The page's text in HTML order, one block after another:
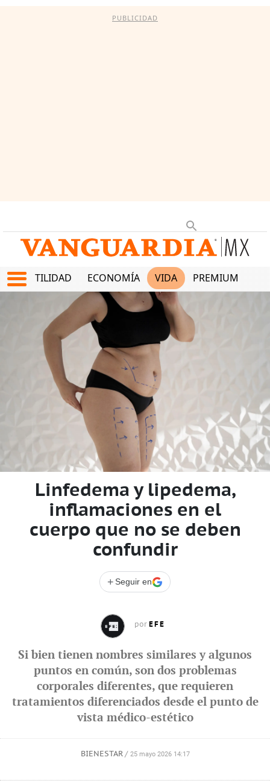
PUBLICIDAD
UTILIDAD ECONOMÍA VIDA PREMIUM
Linfedema y lipedema,
inflamaciones en el
cuerpo que no se deben
confundir
+ Seguir en
por EFE
Si bien tienen nombres similares y algunos
puntos en común, son dos problemas
corporales diferentes, que requieren
tratamientos diferenciados desde el punto de
vista médico-estético
BIENESTAR / 25 mayo 2026 14:17